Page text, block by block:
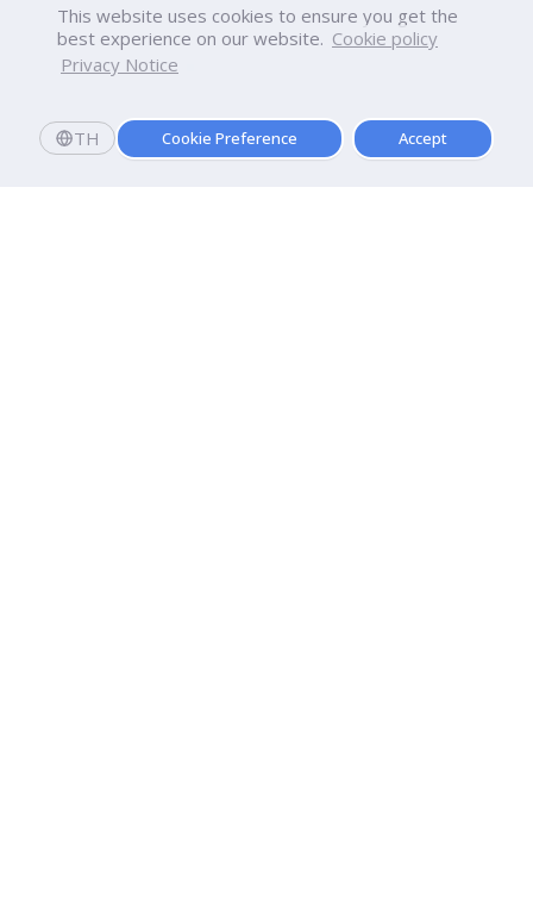
This website uses cookies to ensure you get the
best experience on our website. Cookie policy
Privacy Notice
TH Cookie Preference Accept